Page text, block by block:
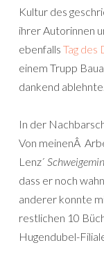
Kultur des
ihrer Autorinnen
ebenfalls Tag des
einem Trupp
dankend ablehnte.
In der
Von meinenÂ
Lenz´
dass er noch
anderer konnte
restlichen 10
Hugendubel-